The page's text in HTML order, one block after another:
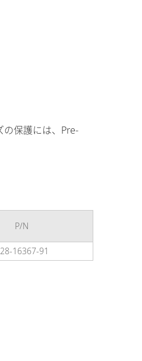
の保護には、Pre-
P/N
16367-91